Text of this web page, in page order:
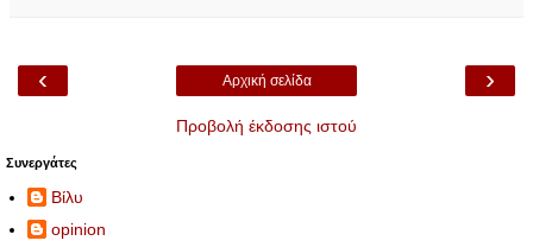
‹ ›
Αρχική σελίδα
Προβολή έκδοσης ιστού
Συνεργάτες
Βίλυ
opinion